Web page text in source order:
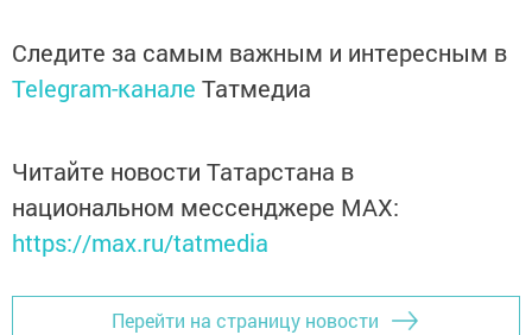
Следите за самым важным и интересным в
Telegram-канале Татмедиа
Читайте новости Татарстана в
национальном мессенджере MАХ:
https://max.ru/tatmedia
Перейти на страницу новости